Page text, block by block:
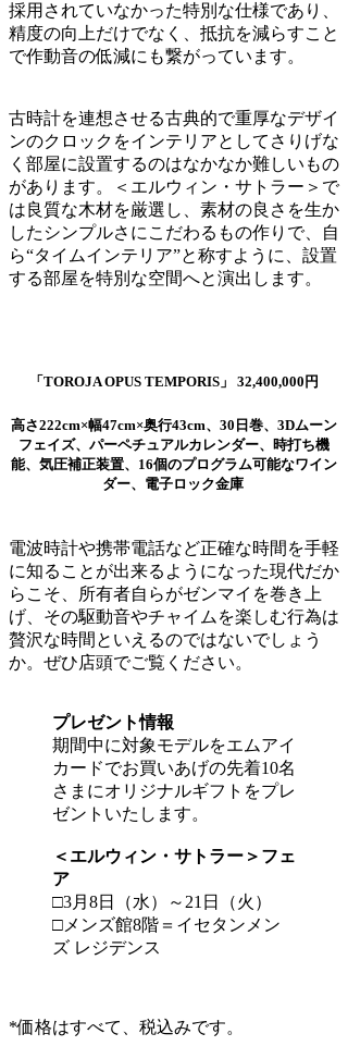
採用されていなかった特別な仕様であり、
精度の向上だけでなく、抵抗を減らすこと
で作動音の低減にも繋がっています。
古時計を連想させる古典的で重厚なデザイ
ンのクロックをインテリアとしてさりげな
く部屋に設置するのはなかなか難しいもの
があります。＜エルウィン・サトラー＞で
は良質な木材を厳選し、素材の良さを生か
したシンプルさにこだわるもの作りで、自
ら“タイムインテリア”と称すように、設置
する部屋を特別な空間へと演出します。
「TOROJA OPUS TEMPORIS」 32,400,000円
高さ222cm×幅47cm×奥行43cm、30日巻、3Dムーン
フェイズ、パーペチュアルカレンダー、時打ち機
能、気圧補正装置、16個のプログラム可能なワイン
ダー、電子ロック金庫
電波時計や携帯電話など正確な時間を手軽
に知ることが出来るようになった現代だか
らこそ、所有者自らがゼンマイを巻き上
げ、その駆動音やチャイムを楽しむ行為は
贅沢な時間といえるのではないでしょう
か。ぜひ店頭でご覧ください。
プレゼント情報
期間中に対象モデルをエムアイ
カードでお買いあげの先着10名
さまにオリジナルギフトをプレ
ゼントいたします。
＜エルウィン・サトラー＞フェ
ア
□3月8日（水）～21日（火）
□メンズ館8階＝イセタンメン
ズ レジデンス
*価格はすべて、税込みです。